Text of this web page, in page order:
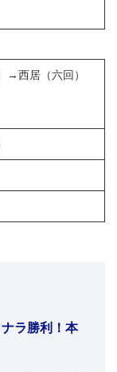
→西居（六回）
ラ勝利！本